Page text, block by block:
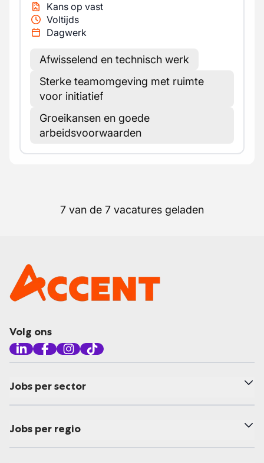
Kans op vast
Voltijds
Dagwerk
Afwisselend en technisch werk
Sterke teamomgeving met ruimte
voor initiatief
Groeikansen en goede
arbeidsvoorwaarden
7 van de 7 vacatures geladen
Volg ons
Jobs per sector
Jobs per regio